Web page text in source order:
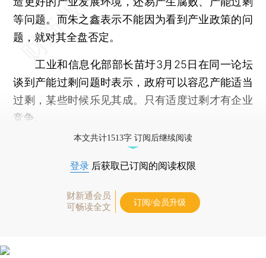
等问题。而朱之鑫表示不能因为看到产业政策的问
题，就对其全盘否定。
工业和信息化部部长苗圩3月25日在同一论坛
谈到产能过剩问题时表示，政府可以容忍产能适当
过剩，某些时候乐见其成。只有适度过剩才有企业
竞争。
本文共计1513字 订阅后继续阅读
登录 后获取已订阅的阅读权限
财新通会员
可畅读全文
订阅/会员升级